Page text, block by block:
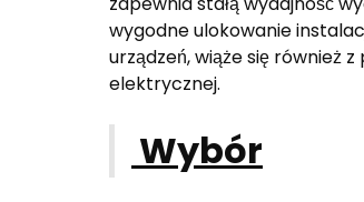
wygodne ulokowanie
urządzeń, wiąże się również
elektrycznej.
Wybór